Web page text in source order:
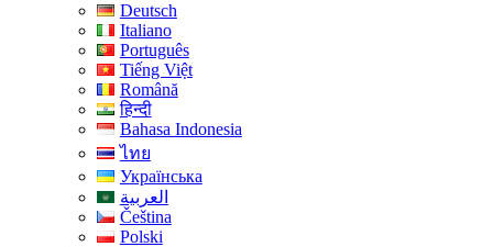
Deutsch
Italiano
Português
Tiếng Việt
Română
हिन्दी
Bahasa Indonesia
ไทย
Українська
العربية
Čeština
Polski